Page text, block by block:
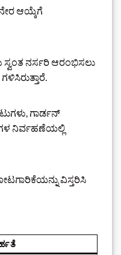
ಆಯ್ಕೆಗೆ
ನರ್ಸರಿ ಆರಂಭಿಸಲು
ಗಾರ್ಡನ್
ನಿರ್ವಹಣೆಯಲ್ಲಿ
ವಿಸ್ತರಿಸಿ